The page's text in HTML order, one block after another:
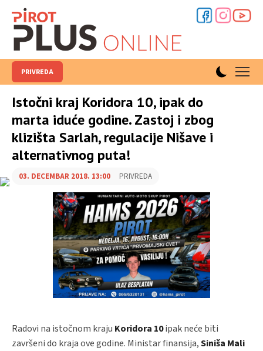
PRIVREDA
Istočni kraj Koridora 10, ipak do
marta iduće godine. Zastoj i zbog
klizišta Sarlah, regulacije Nišave i
alternativnog puta!
03. DECEMBAR 2018. 13:00 PRIVREDA
Radovi na istočnom kraju Koridora 10ipak neće biti
završeni do kraja ove godine. Ministar finansija,Siniša Mali